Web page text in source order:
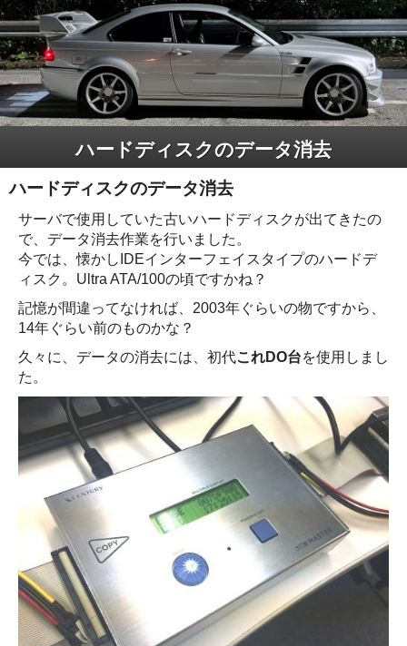
ハードディスクのデータ消去
ハードディスクのデータ消去
サーバで使用していた古いハードディスクが出てきたの
で、データ消去作業を行いました。
今では、懐かしIDEインターフェイスタイプのハードデ
ィスク。Ultra ATA/100の頃ですかね？
記憶が間違ってなければ、2003年ぐらいの物ですから、
14年ぐらい前のものかな？
久々に、データの消去には、初代これDO台を使用しまし
た。